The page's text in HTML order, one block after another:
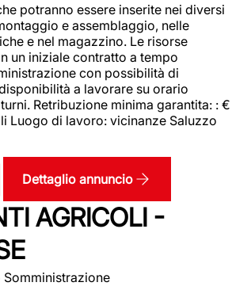
potranno essere inserite nei diversi
e assemblaggio, nelle
e nel magazzino. Le risorse
un iniziale contratto a tempo
con possibilità di
a lavorare su orario
Retribuzione minima garantita: : €
Luogo di lavoro: vicinanze Saluzzo
Dettaglio annuncio
AGRICOLI -
Somministrazione